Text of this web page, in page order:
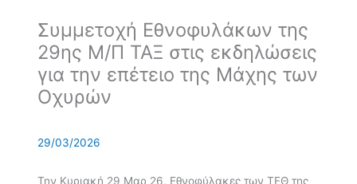
Συμμετοχή Εθνοφυλάκων της
29ης Μ/Π ΤΑΞ στις εκδηλώσεις
για την επέτειο της Μάχης των
Οχυρών
29/03/2026
Την Κυριακή 29 Μαρ 26, Εθνοφύλακες των ΤΕΘ της